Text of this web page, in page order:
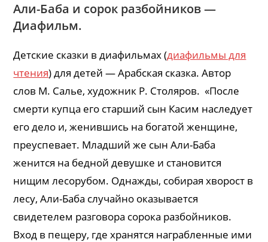
Али-Баба и сорок разбойников —
Диафильм.
Детские сказки в диафильмах (диафильмы для
чтения) для детей — Арабская сказка. Автор
слов М. Салье, художник Р. Столяров. «После
смерти купца его старший сын Касим наследует
его дело и, женившись на богатой женщине,
преуспевает. Младший же сын Али-Баба
женится на бедной девушке и становится
нищим лесорубом. Однажды, собирая хворост в
лесу, Али-Баба случайно оказывается
свидетелем разговора сорока разбойников.
Вход в пещеру, где хранятся награбленные ими